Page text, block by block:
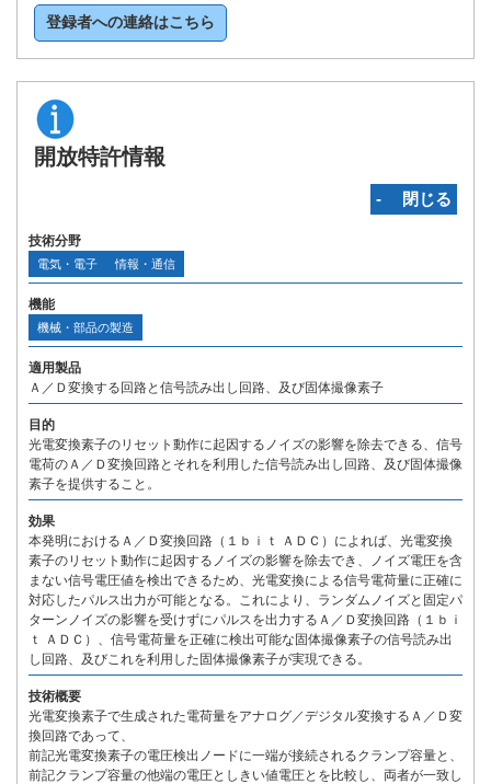
登録者への連絡はこちら
開放特許情報
‐ 閉じる
技術分野
電気・電子 情報・通信
機能
機械・部品の製造
適用製品
Ａ／Ｄ変換する回路と信号読み出し回路、及び固体撮像素子
目的
光電変換素子のリセット動作に起因するノイズの影響を除去できる、信号
電荷のＡ／Ｄ変換回路とそれを利用した信号読み出し回路、及び固体撮像
素子を提供すること。
効果
本発明におけるＡ／Ｄ変換回路（１ｂｉｔ ＡＤＣ）によれば、光電変換
素子のリセット動作に起因するノイズの影響を除去でき、ノイズ電圧を含
まない信号電圧値を検出できるため、光電変換による信号電荷量に正確に
対応したパルス出力が可能となる。これにより、ランダムノイズと固定パ
ターンノイズの影響を受けずにパルスを出力するＡ／Ｄ変換回路（１ｂｉ
ｔ ＡＤＣ）、信号電荷量を正確に検出可能な固体撮像素子の信号読み出
し回路、及びこれを利用した固体撮像素子が実現できる。
技術概要
光電変換素子で生成された電荷量をアナログ／デジタル変換するＡ／Ｄ変
換回路であって、
前記光電変換素子の電圧検出ノードに一端が接続されるクランプ容量と、
前記クランプ容量の他端の電圧としきい値電圧とを比較し、両者が一致し